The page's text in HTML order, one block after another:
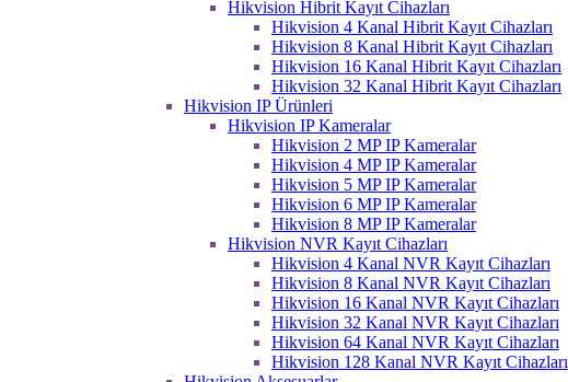
Hikvision Hibrit Kayıt Cihazları
Hikvision 4 Kanal Hibrit Kayıt Cihazları
Hikvision 8 Kanal Hibrit Kayıt Cihazları
Hikvision 16 Kanal Hibrit Kayıt Cihazları
Hikvision 32 Kanal Hibrit Kayıt Cihazları
Hikvision IP Ürünleri
Hikvision IP Kameralar
Hikvision 2 MP IP Kameralar
Hikvision 4 MP IP Kameralar
Hikvision 5 MP IP Kameralar
Hikvision 6 MP IP Kameralar
Hikvision 8 MP IP Kameralar
Hikvision NVR Kayıt Cihazları
Hikvision 4 Kanal NVR Kayıt Cihazları
Hikvision 8 Kanal NVR Kayıt Cihazları
Hikvision 16 Kanal NVR Kayıt Cihazları
Hikvision 32 Kanal NVR Kayıt Cihazları
Hikvision 64 Kanal NVR Kayıt Cihazları
Hikvision 128 Kanal NVR Kayıt Cihazları